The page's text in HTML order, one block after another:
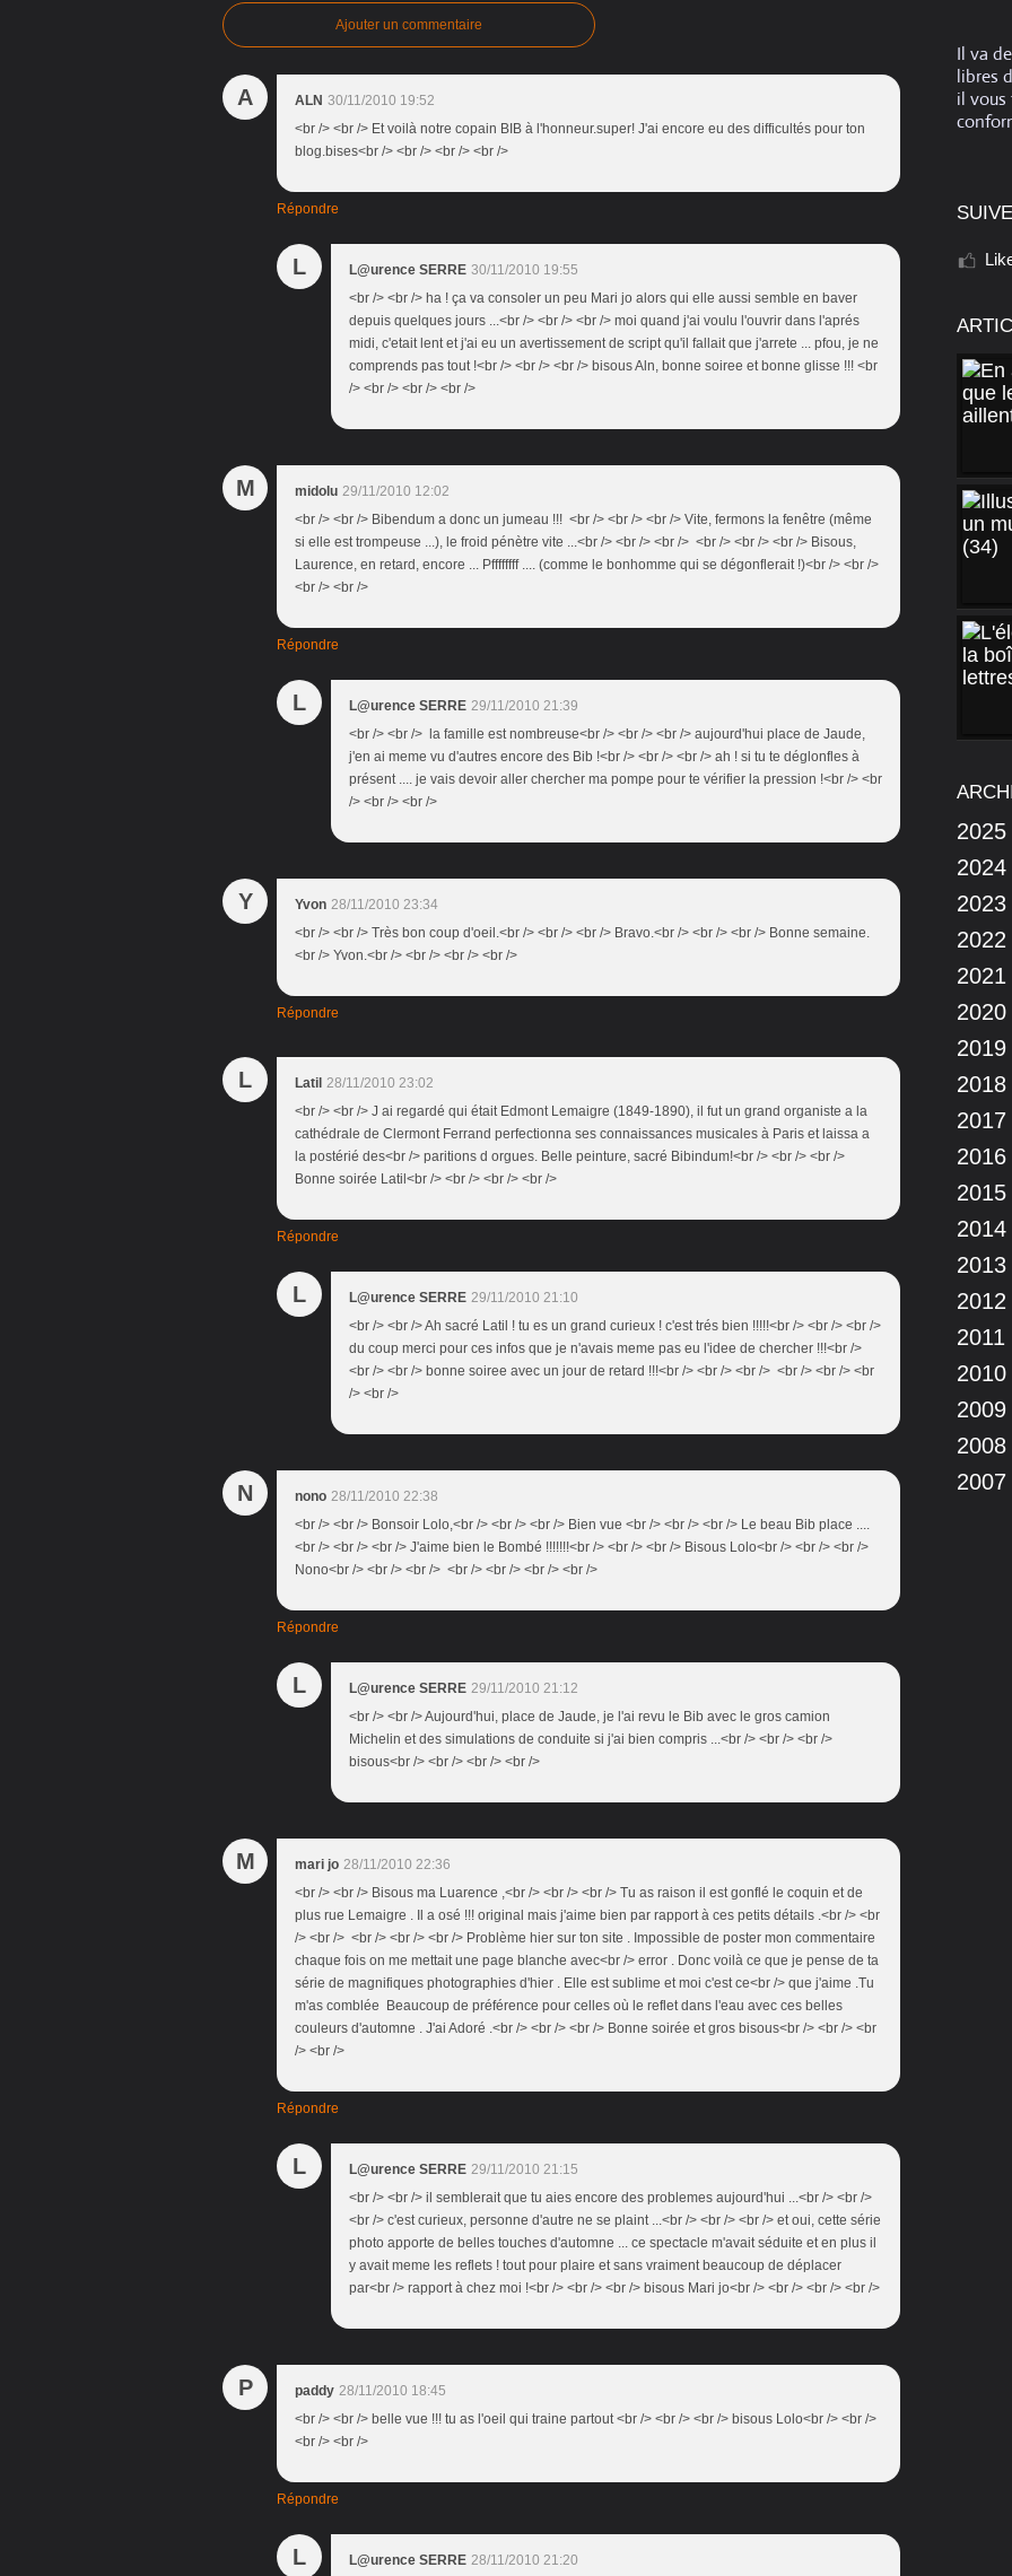
Ajouter un commentaire
A ALN 30/11/2010 19:52
<br /> <br /> Et voilà notre copain BIB à l'honneur.super! J'ai encore eu des difficultés pour ton
blog.bises<br /> <br /> <br /> <br />
Répondre
L L@urence SERRE 30/11/2010 19:55
<br /> <br /> ha ! ça va consoler un peu Mari jo alors qui elle aussi semble en baver
depuis quelques jours ...<br /> <br /> <br /> moi quand j'ai voulu l'ouvrir dans l'aprés
midi, c'etait lent et j'ai eu un avertissement de script qu'il fallait que j'arrete ... pfou, je ne
comprends pas tout !<br /> <br /> <br /> bisous Aln, bonne soiree et bonne glisse !!! <br
/> <br /> <br /> <br />
M midolu 29/11/2010 12:02
<br /> <br /> Bibendum a donc un jumeau !!! <br /> <br /> <br /> Vite, fermons la fenêtre (même
si elle est trompeuse ...), le froid pénètre vite ...<br /> <br /> <br /> <br /> <br /> <br /> Bisous,
Laurence, en retard, encore ... Pffffffff .... (comme le bonhomme qui se dégonflerait !)<br /> <br />
<br /> <br />
Répondre
L L@urence SERRE 29/11/2010 21:39
<br /> <br /> la famille est nombreuse<br /> <br /> <br /> aujourd'hui place de Jaude,
j'en ai meme vu d'autres encore des Bib !<br /> <br /> <br /> ah ! si tu te déglonfles à
présent .... je vais devoir aller chercher ma pompe pour te vérifier la pression !<br /> <br
/> <br /> <br />
Y Yvon 28/11/2010 23:34
<br /> <br /> Très bon coup d'oeil.<br /> <br /> <br /> Bravo.<br /> <br /> <br /> Bonne semaine.
<br /> Yvon.<br /> <br /> <br /> <br />
Répondre
L Latil 28/11/2010 23:02
<br /> <br /> J ai regardé qui était Edmont Lemaigre (1849-1890), il fut un grand organiste a la
cathédrale de Clermont Ferrand perfectionna ses connaissances musicales à Paris et laissa a
la postérié des<br /> paritions d orgues. Belle peinture, sacré Bibindum!<br /> <br /> <br />
Bonne soirée Latil<br /> <br /> <br /> <br />
Répondre
L L@urence SERRE 29/11/2010 21:10
<br /> <br /> Ah sacré Latil ! tu es un grand curieux ! c'est trés bien !!!!!<br /> <br /> <br />
du coup merci pour ces infos que je n'avais meme pas eu l'idee de chercher !!!<br />
<br /> <br /> bonne soiree avec un jour de retard !!!<br /> <br /> <br /> <br /> <br /> <br
/> <br />
N nono 28/11/2010 22:38
<br /> <br /> Bonsoir Lolo,<br /> <br /> <br /> Bien vue <br /> <br /> <br /> Le beau Bib place ....
<br /> <br /> <br /> J'aime bien le Bombé !!!!!!!<br /> <br /> <br /> Bisous Lolo<br /> <br /> <br />
Nono<br /> <br /> <br /> <br /> <br /> <br /> <br />
Répondre
L L@urence SERRE 29/11/2010 21:12
<br /> <br /> Aujourd'hui, place de Jaude, je l'ai revu le Bib avec le gros camion
Michelin et des simulations de conduite si j'ai bien compris ...<br /> <br /> <br />
bisous<br /> <br /> <br /> <br />
M mari jo 28/11/2010 22:36
<br /> <br /> Bisous ma Luarence ,<br /> <br /> <br /> Tu as raison il est gonflé le coquin et de
plus rue Lemaigre . Il a osé !!! original mais j'aime bien par rapport à ces petits détails .<br /> <br
/> <br /> <br /> <br /> <br /> Problème hier sur ton site . Impossible de poster mon commentaire
chaque fois on me mettait une page blanche avec<br /> error . Donc voilà ce que je pense de ta
série de magnifiques photographies d'hier . Elle est sublime et moi c'est ce<br /> que j'aime .Tu
m'as comblée Beaucoup de préférence pour celles où le reflet dans l'eau avec ces belles
couleurs d'automne . J'ai Adoré .<br /> <br /> <br /> Bonne soirée et gros bisous<br /> <br /> <br
/> <br />
Répondre
L L@urence SERRE 29/11/2010 21:15
<br /> <br /> il semblerait que tu aies encore des problemes aujourd'hui ...<br /> <br />
<br /> c'est curieux, personne d'autre ne se plaint ...<br /> <br /> <br /> et oui, cette série
photo apporte de belles touches d'automne ... ce spectacle m'avait séduite et en plus il
y avait meme les reflets ! tout pour plaire et sans vraiment beaucoup de déplacer
par<br /> rapport à chez moi !<br /> <br /> <br /> bisous Mari jo<br /> <br /> <br /> <br />
P paddy 28/11/2010 18:45
<br /> <br /> belle vue !!! tu as l'oeil qui traine partout <br /> <br /> <br /> bisous Lolo<br /> <br />
<br /> <br />
Répondre
L L@urence SERRE 28/11/2010 21:20
Il va
libres
il vous
2025
2024
2023
2022
2021
2020
2019
2018
2017
2016
2015
2014
2013
2012
2011
2010
2009
2008
2007